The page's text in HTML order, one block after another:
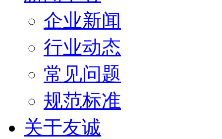
企业新闻
行业动态
常见问题
规范标准
关于友诚